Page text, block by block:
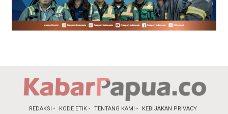
REDAKSI KODE ETIK TENTANG KAMI KEBIJAKAN PRIVACY